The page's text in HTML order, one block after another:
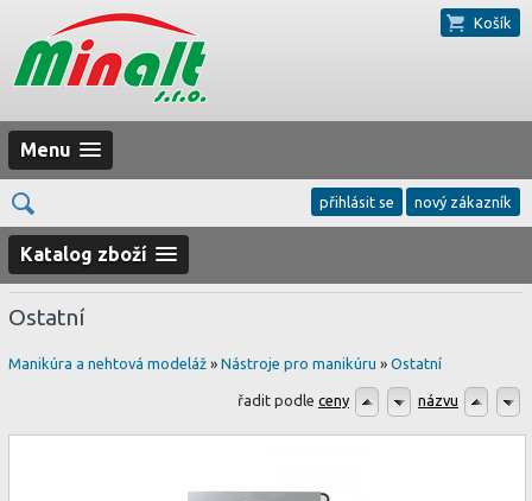
Košík
Menu
přihlásit se nový zákazník
Katalog zboží
Ostatní
Manikúra a nehtová modeláž » Nástroje pro manikúru » Ostatní
řadit podle ceny názvu